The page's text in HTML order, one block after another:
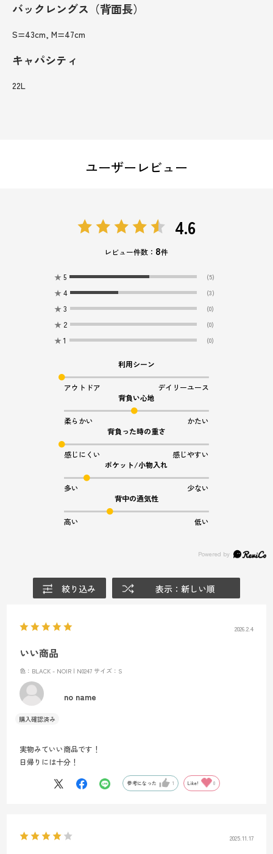
バックレングス（背面長）
S=43cm, M=47cm
キャパシティ
22L
ユーザーレビュー
4.6
レビュー件数： 8件
★ 5 (5)
★ 4 (3)
★ 3 (0)
★ 2 (0)
★ 1 (0)
利用シーン
アウトドア
デイリーユース
背負い心地
柔らかい
かたい
背負った時の重さ
感じにくい
感じやすい
ポケット/小物入れ
多い
少ない
背中の通気性
高い 低い
絞り込み 表示：新しい順
2026.2.4
いい商品
色：BLACK - NOIR | N0247 サイズ：S
no name
実物みていい商品です！
日帰りには十分！
参考になった 1 Like! 0
2025.11.17